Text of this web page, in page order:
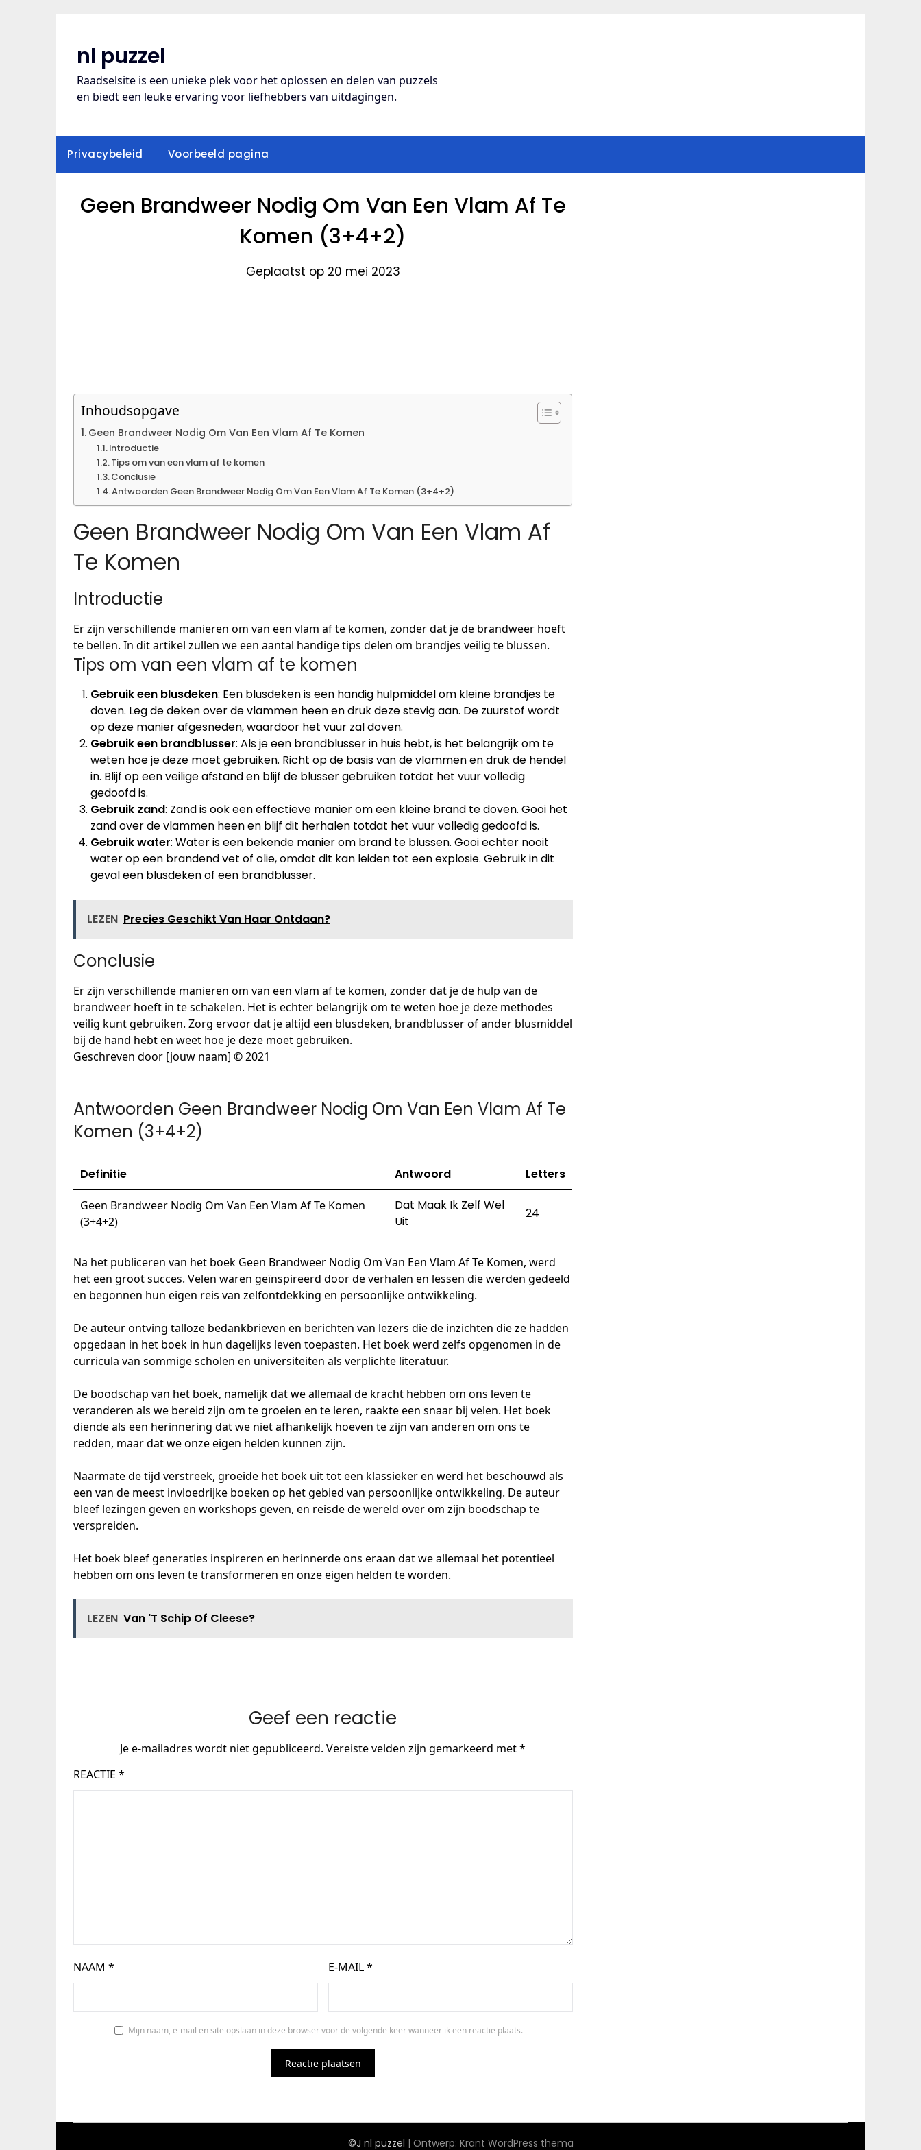
nl puzzel
Raadselsite is een unieke plek voor het oplossen en delen van puzzels
en biedt een leuke ervaring voor liefhebbers van uitdagingen.
Privacybeleid Voorbeeld pagina
Geen Brandweer Nodig Om Van Een Vlam Af Te
Komen (3+4+2)
Geplaatst op 20 mei 2023
Inhoudsopgave
Geen Brandweer Nodig Om Van Een Vlam Af Te Komen
Introductie
Tips om van een vlam af te komen
Conclusie
Antwoorden Geen Brandweer Nodig Om Van Een Vlam Af Te Komen (3+4+2)
Geen Brandweer Nodig Om Van Een Vlam Af
Te Komen
Introductie
Er zijn verschillende manieren om van een vlam af te komen, zonder dat je de brandweer hoeft
te bellen. In dit artikel zullen we een aantal handige tips delen om brandjes veilig te blussen.
Tips om van een vlam af te komen
Gebruik een blusdeken: Een blusdeken is een handig hulpmiddel om kleine brandjes te
doven. Leg de deken over de vlammen heen en druk deze stevig aan. De zuurstof wordt
op deze manier afgesneden, waardoor het vuur zal doven.
Gebruik een brandblusser: Als je een brandblusser in huis hebt, is het belangrijk om te
weten hoe je deze moet gebruiken. Richt op de basis van de vlammen en druk de hendel
in. Blijf op een veilige afstand en blijf de blusser gebruiken totdat het vuur volledig
gedoofd is.
Gebruik zand: Zand is ook een effectieve manier om een kleine brand te doven. Gooi het
zand over de vlammen heen en blijf dit herhalen totdat het vuur volledig gedoofd is.
Gebruik water: Water is een bekende manier om brand te blussen. Gooi echter nooit
water op een brandend vet of olie, omdat dit kan leiden tot een explosie. Gebruik in dit
geval een blusdeken of een brandblusser.
LEZEN Precies Geschikt Van Haar Ontdaan?
Conclusie
Er zijn verschillende manieren om van een vlam af te komen, zonder dat je de hulp van de
brandweer hoeft in te schakelen. Het is echter belangrijk om te weten hoe je deze methodes
veilig kunt gebruiken. Zorg ervoor dat je altijd een blusdeken, brandblusser of ander blusmiddel
bij de hand hebt en weet hoe je deze moet gebruiken.
Geschreven door [jouw naam] © 2021
Antwoorden Geen Brandweer Nodig Om Van Een Vlam Af Te
Komen (3+4+2)
Definitie Antwoord Letters
Geen Brandweer Nodig Om Van Een Vlam Af Te Komen
(3+4+2)
Dat Maak Ik Zelf Wel
Uit
24
Na het publiceren van het boek Geen Brandweer Nodig Om Van Een Vlam Af Te Komen, werd
het een groot succes. Velen waren geïnspireerd door de verhalen en lessen die werden gedeeld
en begonnen hun eigen reis van zelfontdekking en persoonlijke ontwikkeling.
De auteur ontving talloze bedankbrieven en berichten van lezers die de inzichten die ze hadden
opgedaan in het boek in hun dagelijks leven toepasten. Het boek werd zelfs opgenomen in de
curricula van sommige scholen en universiteiten als verplichte literatuur.
De boodschap van het boek, namelijk dat we allemaal de kracht hebben om ons leven te
veranderen als we bereid zijn om te groeien en te leren, raakte een snaar bij velen. Het boek
diende als een herinnering dat we niet afhankelijk hoeven te zijn van anderen om ons te
redden, maar dat we onze eigen helden kunnen zijn.
Naarmate de tijd verstreek, groeide het boek uit tot een klassieker en werd het beschouwd als
een van de meest invloedrijke boeken op het gebied van persoonlijke ontwikkeling. De auteur
bleef lezingen geven en workshops geven, en reisde de wereld over om zijn boodschap te
verspreiden.
Het boek bleef generaties inspireren en herinnerde ons eraan dat we allemaal het potentieel
hebben om ons leven te transformeren en onze eigen helden te worden.
LEZEN Van 'T Schip Of Cleese?
Geef een reactie
Je e-mailadres wordt niet gepubliceerd. Vereiste velden zijn gemarkeerd met*
REACTIE *
NAAM * E-MAIL*
Mijn naam, e-mail en site opslaan in deze browser voor de volgende keer wanneer ik een reactie plaats.
©J nl puzzel | Ontwerp: Krant WordPress thema